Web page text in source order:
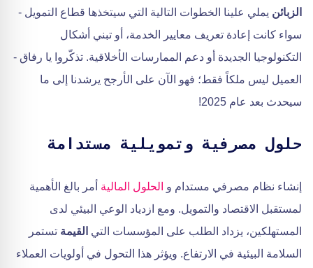
الزبائن يملي علينا الخطوات التالية التي سيتخذها قطاع التمويل -
سواء كانت إعادة تعريف معايير الخدمة، أو تبني أشكال
التكنولوجيا الجديدة أو دعم الممارسات الأخلاقية. تذكّروا يا رفاق -
العميل ليس ملكاً فقط؛ فهو الآن على الأرجح يرشدنا إلى ما
سيحدث بعد عام 2025!
حلول مصرفية وتمويلية مستدامة
إنشاء نظام مصرفي مستدام و الحلول المالية أمر بالغ الأهمية
لمستقبل الاقتصاد والتمويل. ومع ازدياد الوعي البيئي لدى
المستهلكين، يزداد الطلب على المؤسسات التي القيمة تستمر
السلامة البيئية في الارتفاع. ويؤثر هذا التحول في أولويات العملاء